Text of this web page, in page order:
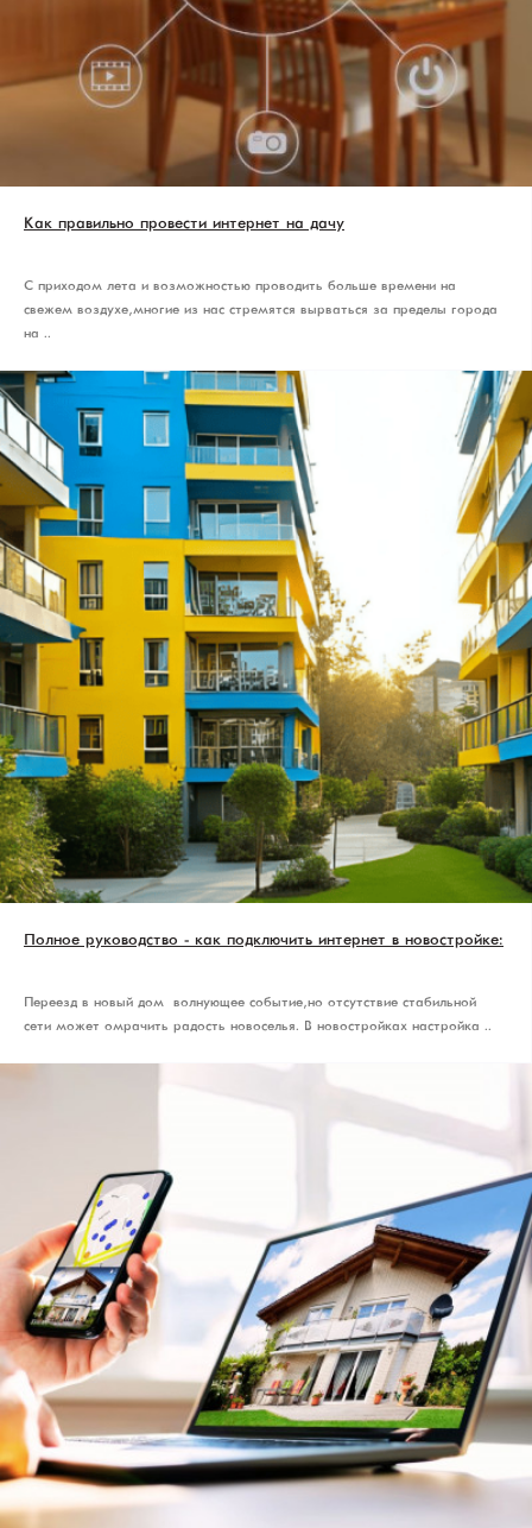
Как правильно провести интернет на дачу
С приходом лета и возможностью проводить больше времени на
свежем воздухе, многие из нас стремятся вырваться за пределы города
на ..
Полное руководство - как подключить интернет в новостройке:
Переезд в новый дом — волнующее событие, но отсутствие стабильной
сети может омрачить радость новоселья. В новостройках настройка ..